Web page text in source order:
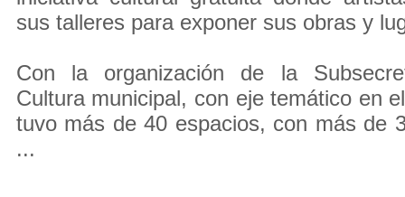
sus talleres para exponer sus obras y
Con la organización de la
Cultura municipal, con eje temático en
tuvo más de 40 espacios, con más de
...